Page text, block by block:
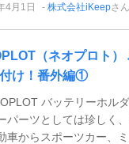
4月1日
株式会社iKeepさん
（ネオプロト
け！番外編①
バッテリーホル
パーツとしては珍しく
車からスポーツカー、